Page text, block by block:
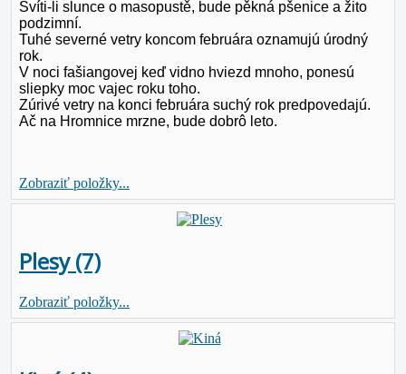
Svíti-li slunce o masopustě, bude pěkná pšenice a žito
podzimní.
Tuhé severné vetry koncom februára oznamujú úrodný
rok.
V noci fašiangovej keď vidno hviezd mnoho, ponesú
sliepky moc vajec roku toho.
Zúrivé vetry na konci februára suchý rok predpovedajú.
Ač na Hromnice mrzne, bude dobrô leto.
Zobraziť položky...
Plesy (7)
Zobraziť položky...